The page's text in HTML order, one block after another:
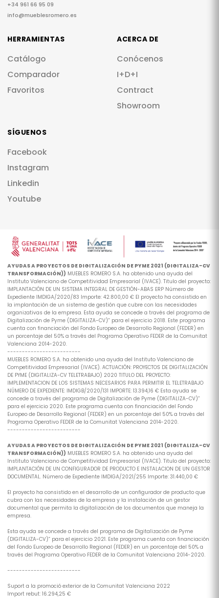
+34 961 66 95 09
info@mueblesromero.es
HERRAMIENTAS
Catálogo
Comparador
Favoritos
ACERCA DE
Conócenos
I+D+I
Contract
Showroom
SÍGUENOS
Facebook
Instagram
Linkedin
Youtube
AYUDAS A PROYECTOS DE DIGITALIZACIÓN DE PYME 2021 (DIGITALIZA-CV
TRANSFORMACIÓN)) MUEBLES ROMERO S.A. ha obtenido una ayuda del
Instituto Valenciano de Competitividad Empresarial (IVACE). Titulo del proyecto:
IMPLANTACIÓN DE UN SISTEMA INTEGRAL DE GESTIÓN-ABAS ERP Número de
Expediente IMDIGA/2020/83 Importe: 42.800,00 € El proyecto ha consistido en
la implantación de un sistema de gestión que cubre con las necesidades
organizativas de la empresa. Esta ayuda se concede a través del programa de
Digitalización de Pyme (DIGITALIZA-CV)” para el ejercicio 2018. Este programa
cuenta con financiación del Fondo Europeo de Desarrollo Regional (FEDER) en
un porcentaje del 50% a través del Programa Operativo FEDER de la Comunitat
Valenciana 2014-2020.
-------------------------
MUEBLES ROMERO S.A. ha obtenido una ayuda del Instituto Valenciano de
Competitividad Empresarial (IVACE). ACTUACIÓN: PROYECTOS DE DIGITALIZACIÓN
DE PYME (DIGITALIZA-CV TELETRABAJO) 2020 TITULO DEL PROYECTO:
IMPLEMENTACION DE LOS SISTEMAS NECESARIOS PARA PERMITIR EL TELETRABAJO
NÚMERO DE EXPEDIENTE: IMDIGB/2020/131 IMPORTE: 13.394,16 € Esta ayuda se
concede a través del programa de Digitalización de Pyme (DIGITALIZA-CV)”
para el ejercicio 2020. Este programa cuenta con financiación del Fondo
Europeo de Desarrollo Regional (FEDER) en un porcentaje del 50% a través del
Programa Operativo FEDER de la Comunitat Valenciana 2014-2020.
-------------------------
AYUDAS A PROYECTOS DE DIGITALIZACIÓN DE PYME 2021 (DIGITALIZA-CV
TRANSFORMACIÓN)) MUEBLES ROMERO S.A. ha obtenido una ayuda del
Instituto Valenciano de Competitividad Empresarial (IVACE). Titulo del proyecto:
IMPLANTACIÓN DE UN CONFIGURADOR DE PRODUCTO E INSTALACION DE UN GESTOR
DOCUMENTAL. Número de Expediente IMDIGA/2021/255 Importe: 31.440,00 €
El proyecto ha consistido en el desarrollo de un configurador de producto que
cubra con las necesidades de la empresa y la instalación de un gestor
documental que permita la digitalización de los documentos que maneja la
empresa.
Esta ayuda se concede a través del programa de Digitalización de Pyme
(DIGITALIZA-CV)” para el ejercicio 2021. Este programa cuenta con financiación
del Fondo Europeo de Desarrollo Regional (FEDER) en un porcentaje del 50% a
través del Programa Operativo FEDER de la Comunitat Valenciana 2014-2020.
-------------------------
Suport a la promoció exterior de la Comunitat Valenciana 2022
Import rebut: 16.294,25 €